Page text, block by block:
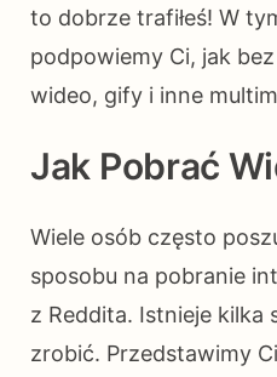
to dobrze trafiłeś! W
podpowiemy Ci, jak
wideo, gify i inne
Jak Pobrać
Wiele osób często
sposobu na pobranie
z Reddita. Istnieje kilka
zrobić. Przedstawimy